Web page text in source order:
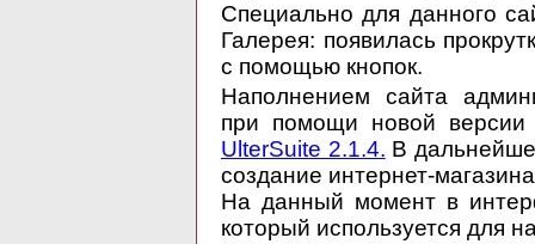
Специально для данного
Галерея: появилась
с помощью кнопок.
Наполнением сайта
при помощи новой
UlterSuite 2.1.4. В
создание интернет-
На данный момент в
который используется для